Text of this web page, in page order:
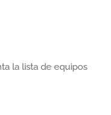
la lista de equipos